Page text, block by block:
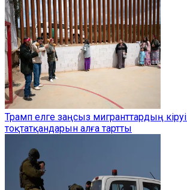
Трамп елге заңсыз мигранттардың
тоқтатқандарын алға тартты